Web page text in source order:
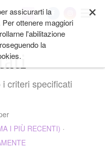
My ×
assicurarti la
ottenere maggiori
l'abilitazione
la
criteri specificati
I PIÙ RECENTI) ·